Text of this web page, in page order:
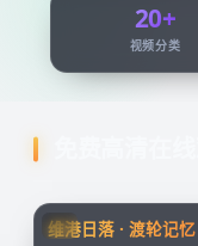
20+
视频分类
HK
维港日落 · 渡轮记忆